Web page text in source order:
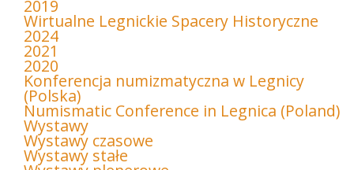
2019
Wirtualne Legnickie Spacery Historyczne
2024
2021
2020
Konferencja numizmatyczna w Legnicy
(Polska)
Numismatic Conference in Legnica (Poland)
Wystawy
Wystawy czasowe
Wystawy stałe